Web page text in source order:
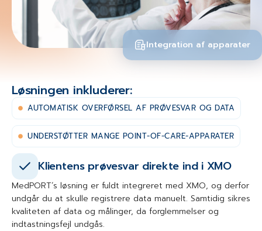
Integration af apparater
Løsningen inkluderer:
AUTOMATISK OVERFØRSEL AF PRØVESVAR OG DATA
UNDERSTØTTER MANGE POINT-OF-CARE-APPARATER
Klientens prøvesvar direkte ind i XMO
MedPORT´s løsning er fuldt integreret med XMO, og derfor
undgår du at skulle registrere data manuelt. Samtidig sikres
kvaliteten af data og målinger, da forglemmelser og
indtastningsfejl undgås.